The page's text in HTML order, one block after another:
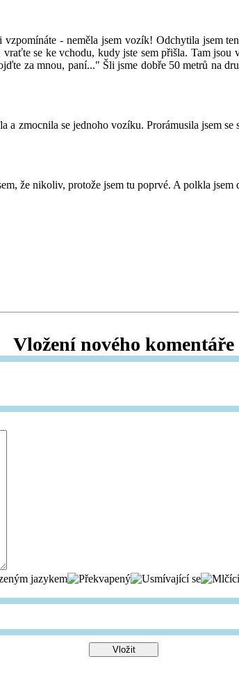
- neměla jsem vozík! Odchytila jsem
se ke vchodu, kudy jste sem přišla. Tam
za mnou, paní..." Šli jsme dobře 50 metrů na
a zmocnila se jednoho vozíku. Prorámusila jsem
že nikoliv, protože jsem tu poprvé. A polkla jsem
Vložení nového komentáře